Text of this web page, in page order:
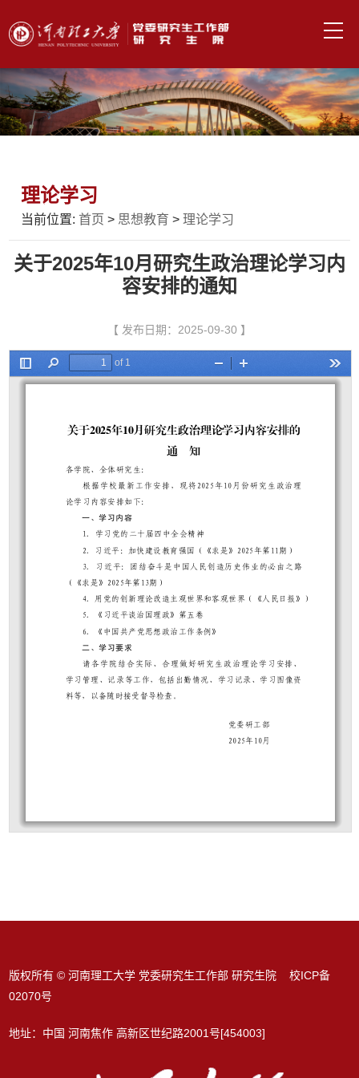
理论学习
当前位置: 首页 > 思想教育 > 理论学习
关于2025年10月研究生政治理论学习内
容安排的通知
【 发布日期：2025-09-30 】
版权所有 © 河南理工大学 党委研究生工作部 研究生院 校ICP备
02070号
地址：中国 河南焦作 高新区世纪路2001号[454003]